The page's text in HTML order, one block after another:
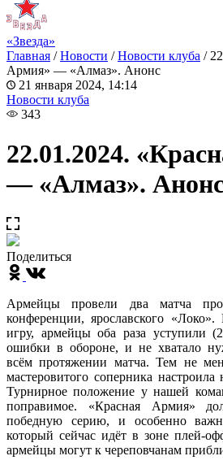
«Звезда»
Главная /Новости /Новости клуба /
Армия» — «Алмаз». Анонс
21 января 2024, 14:14
Новости клуба
343
22.01.2024.
— «Алмаз».
Поделиться
Армейцы провели два матча
конференции, ярославского
игру, армейцы оба раза уступили
ошибки в обороне, и не хватало
всём протяжении матча. Тем не
мастеровитого соперника
Турнирное положение у нашей
поправимое. «Красная Армия»
победную серию, и особенно
который сейчас идёт в зоне плей-
армейцы могут к череповчанам